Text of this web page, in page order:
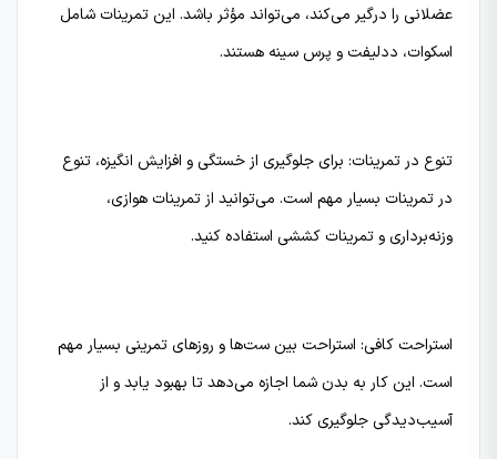
عضلانی را درگیر می‌کند، می‌تواند مؤثر باشد. این تمرینات شامل
اسکوات، ددلیفت و پرس سینه هستند.
تنوع در تمرینات: برای جلوگیری از خستگی و افزایش انگیزه، تنوع
در تمرینات بسیار مهم است. می‌توانید از تمرینات هوازی،
وزنه‌برداری و تمرینات کششی استفاده کنید.
استراحت کافی: استراحت بین ست‌ها و روزهای تمرینی بسیار مهم
است. این کار به بدن شما اجازه می‌دهد تا بهبود یابد و از
آسیب‌دیدگی جلوگیری کند.